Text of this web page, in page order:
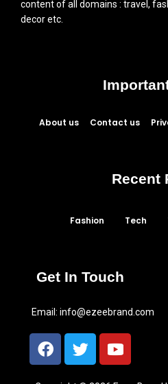
content of all domains : travel,
decor etc.
About us Contact us
Recent
Fashion Tech
Get In Touch
Email: info@ezeebrand.com